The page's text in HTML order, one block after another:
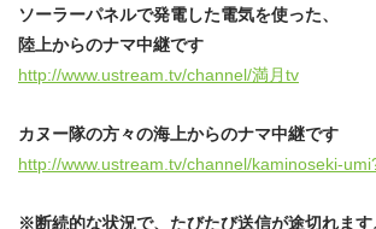
ソーラーパネルで発電した電気を使った、
陸上からのナマ中継です
http://www.ustream.tv/channel/満月tv
カヌー隊の方々の海上からのナマ中継です
http://www.ustream.tv/channel/kaminoseki-
※断続的な状況で、たびたび送信が途切れます